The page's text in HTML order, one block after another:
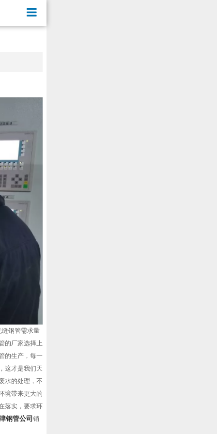
缝钢管需求量
的厂家选择上
的生产，每一
这才是我们天
水的处理，不
境带来更大的
落实，要求环
钢管公司销